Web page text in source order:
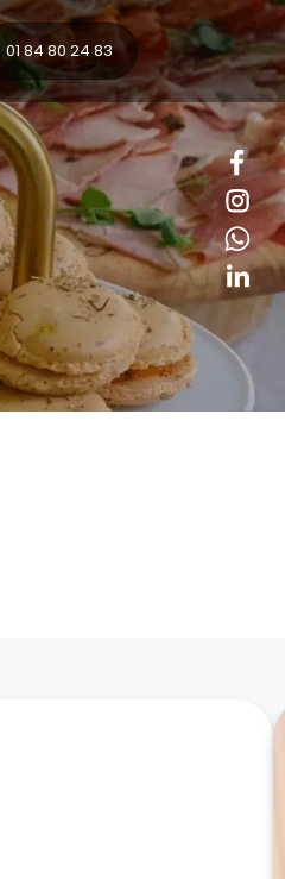
01 84 80 24 83